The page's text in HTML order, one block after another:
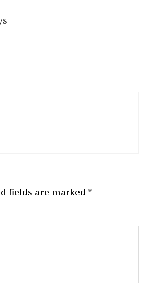
fields are marked *